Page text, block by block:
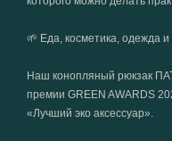
🌱 Еда, косметика, одежда
Наш конопляный рюкзак
премии GREEN AWARDS
«Лучший эко аксессуар».